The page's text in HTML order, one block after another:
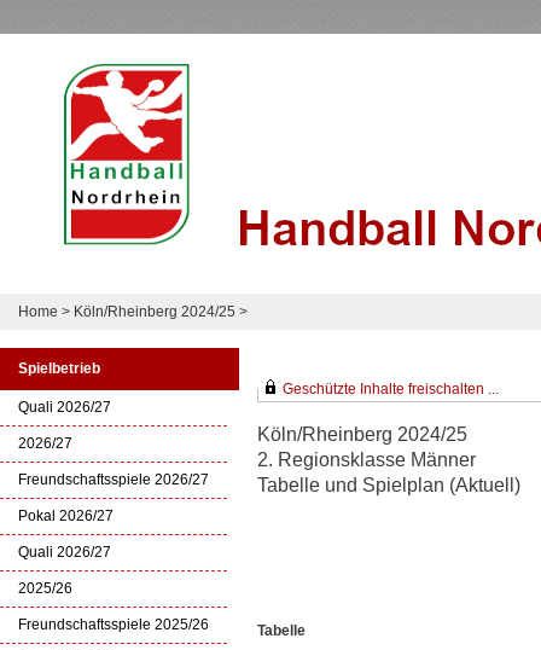
Home > Köln/Rheinberg 2024/25 >
Spielbetrieb
Quali 2026/27
2026/27
Freundschaftsspiele 2026/27
Pokal 2026/27
Quali 2026/27
2025/26
Freundschaftsspiele 2025/26
Geschützte Inhalte freischalten ...
Köln/Rheinberg 2024/25
2. Regionsklasse Männer
Tabelle und Spielplan (Aktuell)
Tabelle